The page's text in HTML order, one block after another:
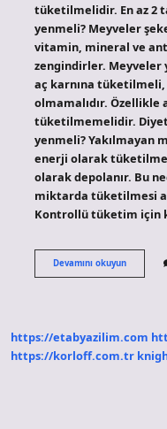
tüketilmelidir. En az 2
yenmeli? Meyveler
vitamin, mineral ve
zengindirler. Meyveler
aç karnına tüketilmeli,
olmamalıdır. Özellikle
tüketilmemelidir.
yenmeli? Yakılmayan
enerji olarak
olarak depolanır. Bu
miktarda tüketilmesi
Kontrollü tüketim için
Devamını okuyunDiyet
Yaparken
https://etabyazilim.com
https://korloff.com.tr